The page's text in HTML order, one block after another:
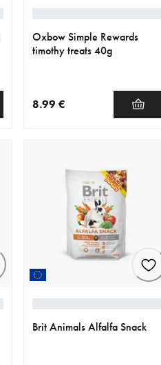
Oxbow Simple Rewards
timothy treats 40g
8.99 €
Brit Animals Alfalfa Snack